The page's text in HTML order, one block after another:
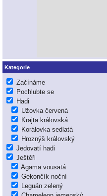
Kategorie
Začínáme
Pochlubte se
Hadi
Užovka červená
Krajta královská
Korálovka sedlatá
Hroznýš královský
Jedovatí hadi
Ještěři
Agama vousatá
Gekončík noční
Leguán zelený